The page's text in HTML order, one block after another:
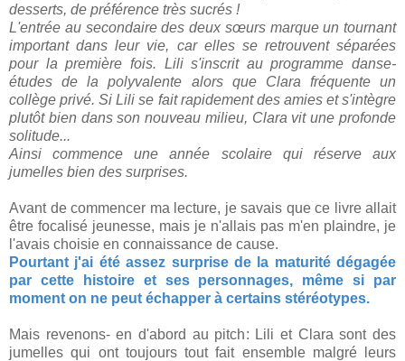
desserts, de préférence très sucrés !
L'entrée au secondaire des deux sœurs marque un tournant
important dans leur vie, car elles se retrouvent séparées
pour la première fois. Lili s'inscrit au programme danse-
études de la polyvalente alors que Clara fréquente un
collège privé. Si Lili se fait rapidement des amies et s'intègre
plutôt bien dans son nouveau milieu, Clara vit une profonde
solitude...
Ainsi commence une année scolaire qui réserve aux
jumelles bien des surprises.
Avant de commencer ma lecture, je savais que ce livre allait
être focalisé jeunesse, mais je n'allais pas m'en plaindre, je
l'avais choisie en connaissance de cause.
Pourtant j'ai été assez surprise de la maturité dégagée
par cette histoire et ses personnages, même si par
moment on ne peut échapper à certains stéréotypes.
Mais revenons- en d'abord au pitch: Lili et Clara sont des
jumelles qui ont toujours tout fait ensemble malgré leurs